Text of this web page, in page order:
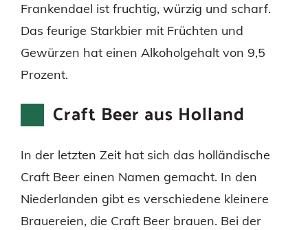
Frankendael ist fruchtig, würzig und scharf.
Das feurige Starkbier mit Früchten und
Gewürzen hat einen Alkoholgehalt von 9,5
Prozent.
Craft Beer aus Holland
In der letzten Zeit hat sich das holländische
Craft Beer einen Namen gemacht. In den
Niederlanden gibt es verschiedene kleinere
Brauereien, die Craft Beer brauen. Bei der